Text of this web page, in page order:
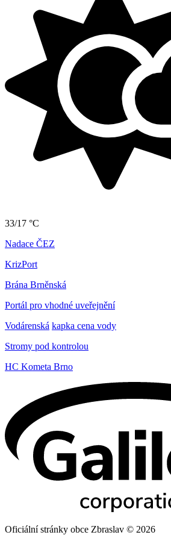
33/17 °C
Nadace ČEZ
KrizPort
Brána Brněnská
Portál pro vhodné uveřejnění
Vodárenská kapka cena vody
Stromy pod kontrolou
HC Kometa Brno
Oficiální stránky obce Zbraslav © 2026